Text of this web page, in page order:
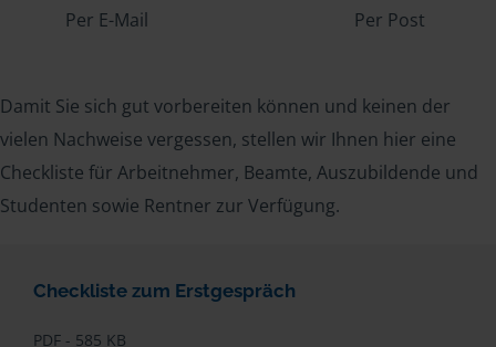
Per E-Mail Per Post
Damit Sie sich gut vorbereiten können und keinen der
vielen Nachweise vergessen, stellen wir Ihnen hier eine
Checkliste für Arbeitnehmer, Beamte, Auszubildende und
Studenten sowie Rentner zur Verfügung.
Checkliste zum Erstgespräch
PDF - 585 KB